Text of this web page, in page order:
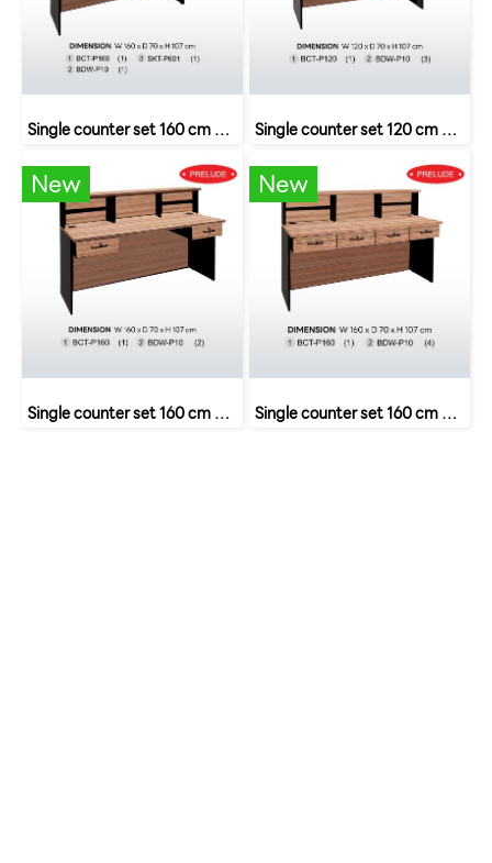
Single counter set 160 cm with drawers and keyboard rails SET 6 B-Walnut Single counter set 120 cm 3 drawers SET 5 B-Walnut
New
Single counter set 160 cm with 2 drawers SET 7 B-Walnut
New
Single counter set 160 cm with 4 drawers SET 8 B-Walnut